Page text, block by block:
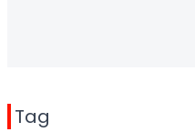
Tag